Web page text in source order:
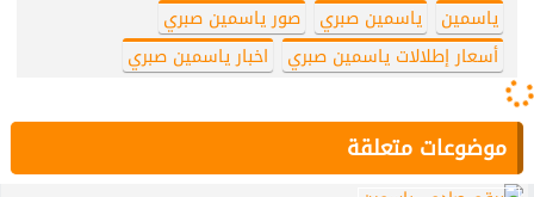
ياسمين ياسمين صبري
صور ياسمين صبري
أسعار إطلالات ياسمين صبري
اخبار ياسمين صبري
موضوعات متعلقة